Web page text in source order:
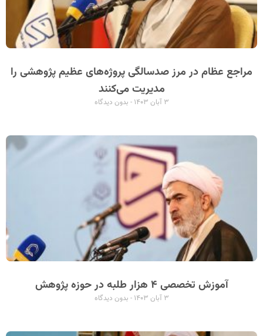
مراجع عظام در مرز صدسالگی پروژه‌های عظیم پژوهشی را
مدیریت می‌کنند
۳ آبان ۱۴۰۳ بدون دیدگاه
آموزش تخصصی ۴ هزار طلبه در حوزه پژوهش
۳ آبان ۱۴۰۳ بدون دیدگاه